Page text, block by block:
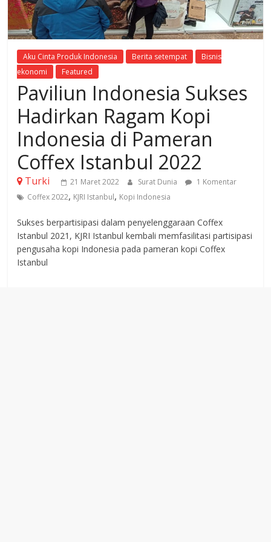
Aku Cinta Produk Indonesia Berita setempat
Bisnis
ekonomi
Featured
Paviliun Indonesia Sukses
Hadirkan Ragam Kopi
Indonesia di Pameran
Coffex Istanbul 2022
Turki 21 Maret 2022 Surat Dunia
1 Komentar
Coffex 2022, KJRI Istanbul, Kopi Indonesia
Sukses berpartisipasi dalam penyelenggaraan Coffex
Istanbul 2021, KJRI Istanbul kembali memfasilitasi partisipasi
pengusaha kopi Indonesia pada pameran kopi Coffex
Istanbul